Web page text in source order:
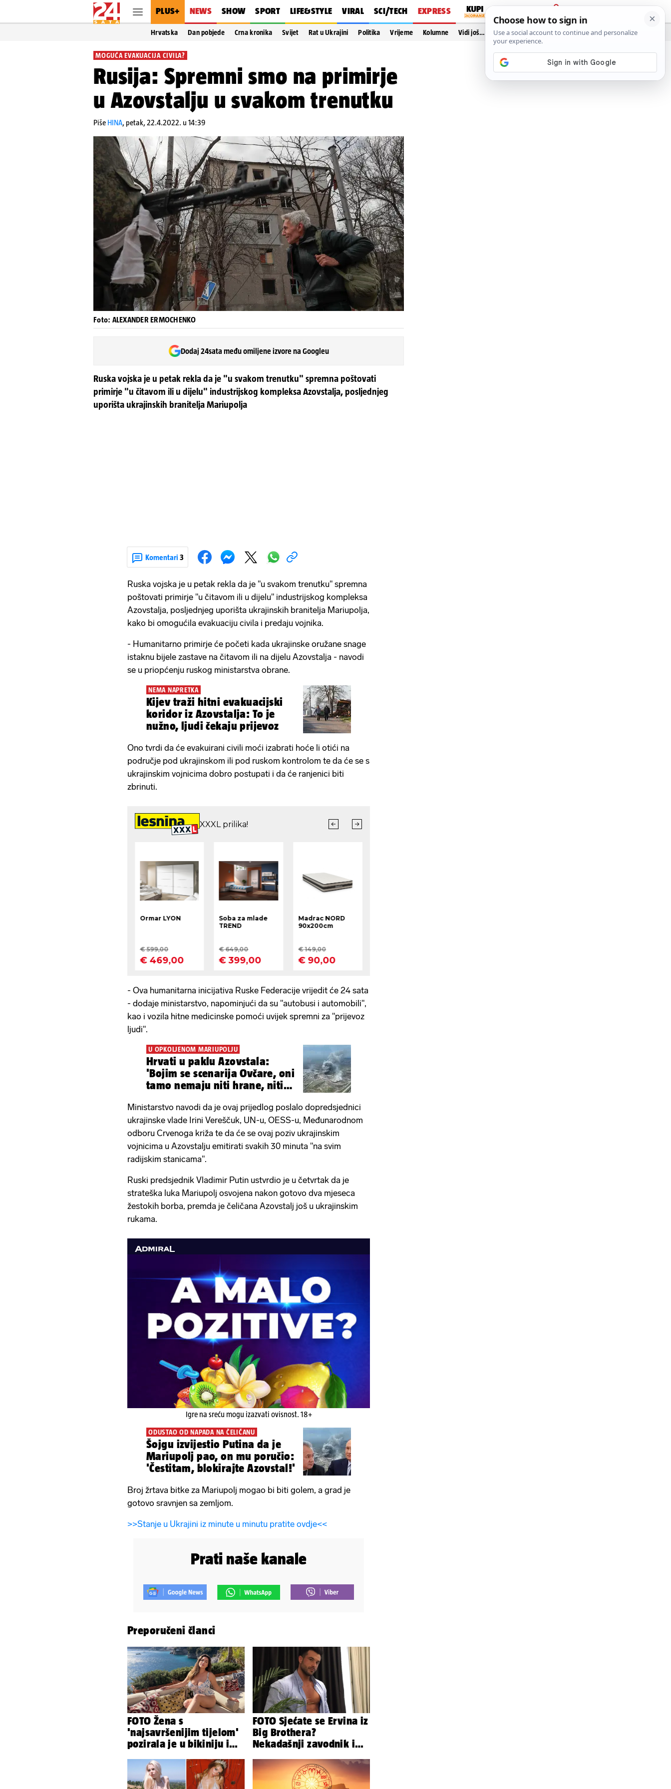
PLUS+ NEWS SHOW SPORT LIFE&STYLE VIRAL SCI/TECH EXPRESS
PRIJAVA
Hrvatska Dan pobjede Crna kronika Svijet Rat u Ukrajini Politika Vrijeme Kolumne Vidi još…
MOGUĆA EVAKUACIJA CIVILA?
Rusija: Spremni smo na primirje
u Azovstalju u svakom trenutku
Piše HINA, petak, 22.4.2022. u 14:39
Foto: ALEXANDER ERMOCHENKO
Dodaj 24sata među omiljene izvore na Googleu
Ruska vojska je u petak rekla da je "u svakom trenutku" spremna poštovati
primirje "u čitavom ili u dijelu" industrijskog kompleksa Azovstalja, posljednjeg
uporišta ukrajinskih branitelja Mariupolja
Komentari 3
Ruska vojska je u petak rekla da je "u svakom trenutku" spremna
poštovati primirje "u čitavom ili u dijelu" industrijskog kompleksa
Azovstalja, posljednjeg uporišta ukrajinskih branitelja Mariupolja,
kako bi omogućila evakuaciju civila i predaju vojnika.
- Humanitarno primirje će početi kada ukrajinske oružane snage
istaknu bijele zastave na čitavom ili na dijelu Azovstalja - navodi
se u priopćenju ruskog ministarstva obrane.
NEMA NAPRETKA
Kijev traži hitni evakuacijski
koridor iz Azovstalja: To je
nužno, ljudi čekaju prijevoz
Ono tvrdi da će evakuirani civili moći izabrati hoće li otići na
područje pod ukrajinskom ili pod ruskom kontrolom te da će se s
ukrajinskim vojnicima dobro postupati i da će ranjenici biti
zbrinuti.
- Ova humanitarna inicijativa Ruske Federacije vrijedit će 24 sata
- dodaje ministarstvo, napominjući da su "autobusi i automobili",
kao i vozila hitne medicinske pomoći uvijek spremni za "prijevoz
ljudi".
U OPKOLJENOM MARIUPOLJU
Hrvati u paklu Azovstala:
'Bojim se scenarija Ovčare, oni
tamo nemaju niti hrane, niti
Ministarstvo navodi da je ovaj prijedlog poslalo dopredsjednici
ukrajinske vlade Irini Vereščuk, UN-u, OESS-u, Međunarodnom
odboru Crvenoga križa te da će se ovaj poziv ukrajinskim
vojnicima u Azovstalju emitirati svakih 30 minuta "na svim
radijskim stanicama".
Ruski predsjednik Vladimir Putin ustvrdio je u četvrtak da je
strateška luka Mariupolj osvojena nakon gotovo dva mjeseca
žestokih borba, premda je čeličana Azovstalj još u ukrajinskim
rukama.
Igre na sreću mogu izazvati ovisnost. 18+
ODUSTAO OD NAPADA NA ČELIČANU
Šojgu izvijestio Putina da je
Mariupolj pao, on mu poručio:
'Čestitam, blokirajte Azovstal!'
Broj žrtava bitke za Mariupolj mogao bi biti golem, a grad je
gotovo sravnjen sa zemljom.
>>Stanje u Ukrajini iz minute u minutu pratite ovdje<<
Prati naše kanale
Preporučeni članci
FOTO Žena s
'najsavršenijim tijelom'
pozirala je u bikiniju i
obline...
FOTO Sjećate se Ervina iz
Big Brothera?
Nekadašnji zavodnik ima